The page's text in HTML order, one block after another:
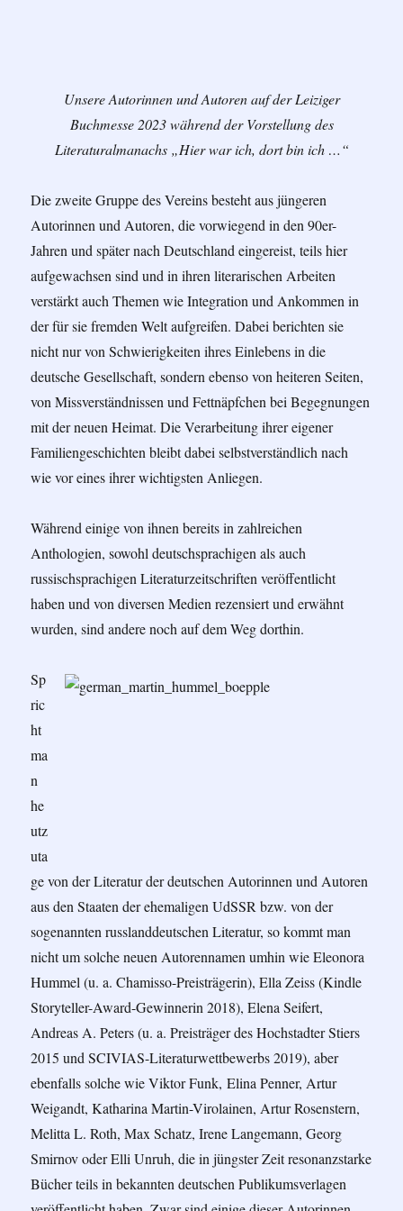
Unsere Autorinnen und Autoren auf der Leiziger
Buchmesse 2023 während der Vorstellung des
Literaturalmanachs „Hier war ich, dort bin ich …“
Die zweite Gruppe des Vereins besteht aus jüngeren
Autorinnen und Autoren, die vorwiegend in den 90er-
Jahren und später nach Deutschland eingereist, teils hier
aufgewachsen sind und in ihren literarischen Arbeiten
verstärkt auch Themen wie Integration und Ankommen in
der für sie fremden Welt aufgreifen. Dabei berichten sie
nicht nur von Schwierigkeiten ihres Einlebens in die
deutsche Gesellschaft, sondern ebenso von heiteren Seiten,
von Missverständnissen und Fettnäpfchen bei Begegnungen
mit der neuen Heimat. Die Verarbeitung ihrer eigener
Familiengeschichten bleibt dabei selbstverständlich nach
wie vor eines ihrer wichtigsten Anliegen.
Während einige von ihnen bereits in zahlreichen
Anthologien, sowohl deutschsprachigen als auch
russischsprachigen Literaturzeitschriften veröffentlicht
haben und von diversen Medien rezensiert und erwähnt
wurden, sind andere noch auf dem Weg dorthin.
Sp
ric
ht
ma
n
he
utz
uta
ge von der Literatur der deutschen Autorinnen und Autoren
aus den Staaten der ehemaligen UdSSR bzw. von der
sogenannten russlanddeutschen Literatur, so kommt man
nicht um solche neuen Autorennamen umhin wie Eleonora
Hummel (u. a. Chamisso-Preisträgerin), Ella Zeiss (Kindle
Storyteller-Award-Gewinnerin 2018), Elena Seifert,
Andreas A. Peters (u. a. Preisträger des Hochstadter Stiers
2015 und SCIVIAS-Literaturwettbewerbs 2019), aber
ebenfalls solche wie Viktor Funk, Elina Penner, Artur
Weigandt, Katharina Martin-Virolainen, Artur Rosenstern,
Melitta L. Roth, Max Schatz, Irene Langemann, Georg
Smirnov oder Elli Unruh, die in jüngster Zeit resonanzstarke
Bücher teils in bekannten deutschen Publikumsverlagen